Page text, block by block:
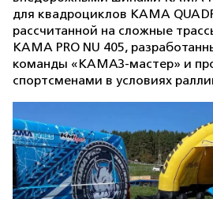
для квадроциклов KAMA
рассчитанной на сложные
KAMA PRO NU 405,
команды «КАМАЗ-мастер» и
спортсменами в условиях